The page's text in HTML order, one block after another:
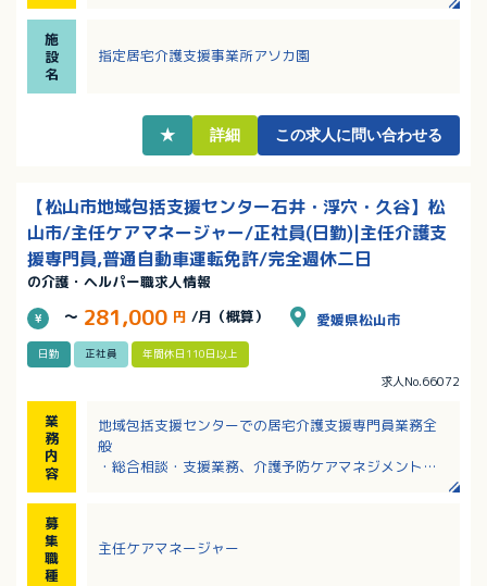
ヶ月分！
・サービス残業ゼロ！役職者であってもご自身の時間
したい方におすすめ！
施
設
名
指定居宅介護支援事業所アソカ園
★ 詳細 この求人に問い合わせる
【松山市地域包括支援センター石井・浮穴・久谷】松
山市/主任ケアマネージャー/正社員(日勤)|主任介護支
援専門員,普通自動車運転免許/完全週休二日
の介護・ヘルパー職求人情報
～ 281,000 円 /月（概算） 愛媛県松山市
日勤 正社員 年間休日110日以上
求人No.66072
業
務
内
容
地域包括支援センターでの居宅介護支援専門員業務全
般
・総合相談・支援業務、介護予防ケアマネジメント
談対応 など
募
集
職
種
主任ケアマネージャー